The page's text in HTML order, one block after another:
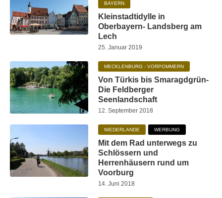
BAYERN
Kleinstadtidylle in
Oberbayern- Landsberg am
Lech
25. Januar 2019
MECKLENBURG - VORPOMMERN
Von Türkis bis Smaragdgrün-
Die Feldberger
Seenlandschaft
12. September 2018
NIEDERLANDE WERBUNG
Mit dem Rad unterwegs zu
Schlössern und
Herrenhäusern rund um
Voorburg
14. Juni 2018